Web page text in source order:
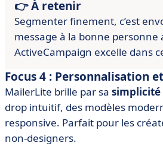
👉 À retenir
Segmenter finement, c’est
message à la bonne
ActiveCampaign excelle dans
Focus 4 : Personnalisation
MailerLite brille par sa simplicité
drop intuitif, des modèles
responsive. Parfait pour les
non-designers.